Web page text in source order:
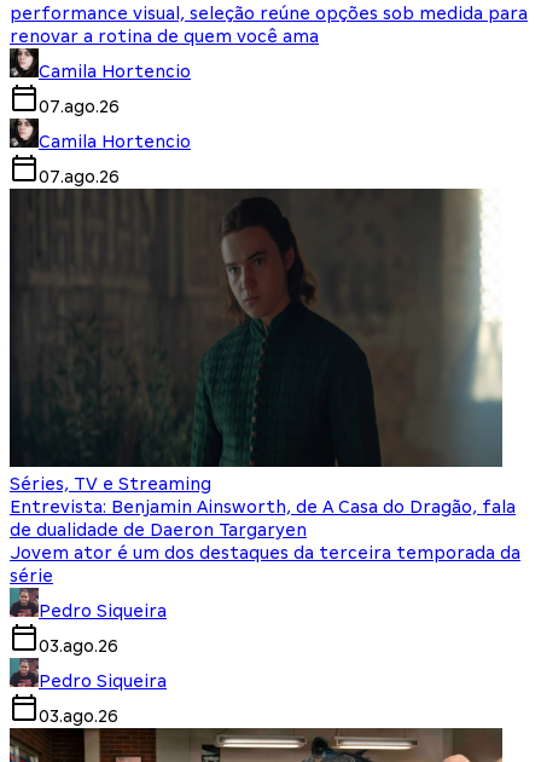
performance visual, seleção reúne opções sob medida para
renovar a rotina de quem você ama
Camila Hortencio
07.ago.26
Camila Hortencio
07.ago.26
Séries, TV e Streaming
Entrevista: Benjamin Ainsworth, de A Casa do Dragão, fala
de dualidade de Daeron Targaryen
Jovem ator é um dos destaques da terceira temporada da
série
Pedro Siqueira
03.ago.26
Pedro Siqueira
03.ago.26